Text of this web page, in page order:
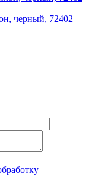
черный, 72402